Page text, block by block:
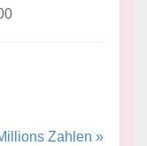
Zahlen »